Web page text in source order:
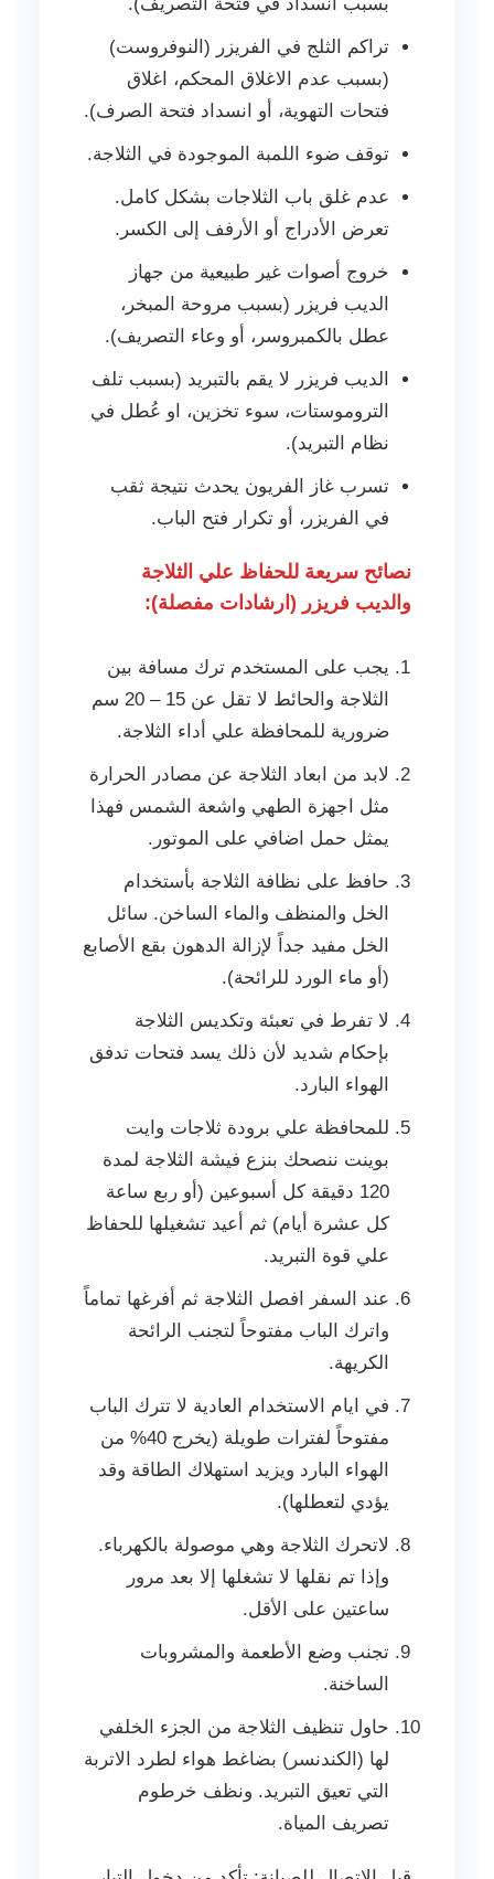
تراكم الثلج في الفريزر (النوفروست)
(بسبب عدم الاغلاق المحكم، اغلاق
فتحات التهوية، أو انسداد فتحة الصرف).
توقف ضوء اللمبة الموجودة في الثلاجة.
عدم غلق باب الثلاجات بشكل كامل.
تعرض الأدراج أو الأرفف إلى الكسر.
خروج أصوات غير طبيعية من جهاز
الديب فريزر (بسبب مروحة المبخر،
عطل بالكمبروسر، أو وعاء التصريف).
الديب فريزر لا يقم بالتبريد (بسبب تلف
التروموستات، سوء تخزين، او عُطل في
نظام التبريد).
تسرب غاز الفريون يحدث نتيجة ثقب
في الفريزر، أو تكرار فتح الباب.
نصائح سريعة للحفاظ علي الثلاجة
والديب فريزر (ارشادات مفصلة):
يجب على المستخدم ترك مسافة بين
الثلاجة والحائط لا تقل عن 15 – 20 سم
ضرورية للمحافظة علي أداء الثلاجة.
لابد من ابعاد الثلاجة عن مصادر الحرارة
مثل اجهزة الطهي واشعة الشمس فهذا
يمثل حمل اضافي على الموتور.
حافظ على نظافة الثلاجة بأستخدام
الخل والمنظف والماء الساخن. سائل
الخل مفيد جداً لإزالة الدهون بقع الأصابع
(أو ماء الورد للرائحة).
لا تفرط في تعبئة وتكديس الثلاجة
بإحكام شديد لأن ذلك يسد فتحات تدفق
الهواء البارد.
للمحافظة علي برودة ثلاجات وايت
بوينت ننصحك بنزع فيشة الثلاجة لمدة
120 دقيقة كل أسبوعين (أو ربع ساعة
كل عشرة أيام) ثم أعيد تشغيلها للحفاظ
علي قوة التبريد.
عند السفر افصل الثلاجة ثم أفرغها تماماً
واترك الباب مفتوحاً لتجنب الرائحة
الكريهة.
في ايام الاستخدام العادية لا تترك الباب
مفتوحاً لفترات طويلة (يخرج 40% من
الهواء البارد ويزيد استهلاك الطاقة وقد
يؤدي لتعطلها).
لاتحرك الثلاجة وهي موصولة بالكهرباء.
وإذا تم نقلها لا تشغلها إلا بعد مرور
ساعتين على الأقل.
تجنب وضع الأطعمة والمشروبات
الساخنة.
حاول تنظيف الثلاجة من الجزء الخلفي
لها (الكندنسر) بضاغط هواء لطرد الاتربة
التي تعيق التبريد. ونظف خرطوم
تصريف المياة.